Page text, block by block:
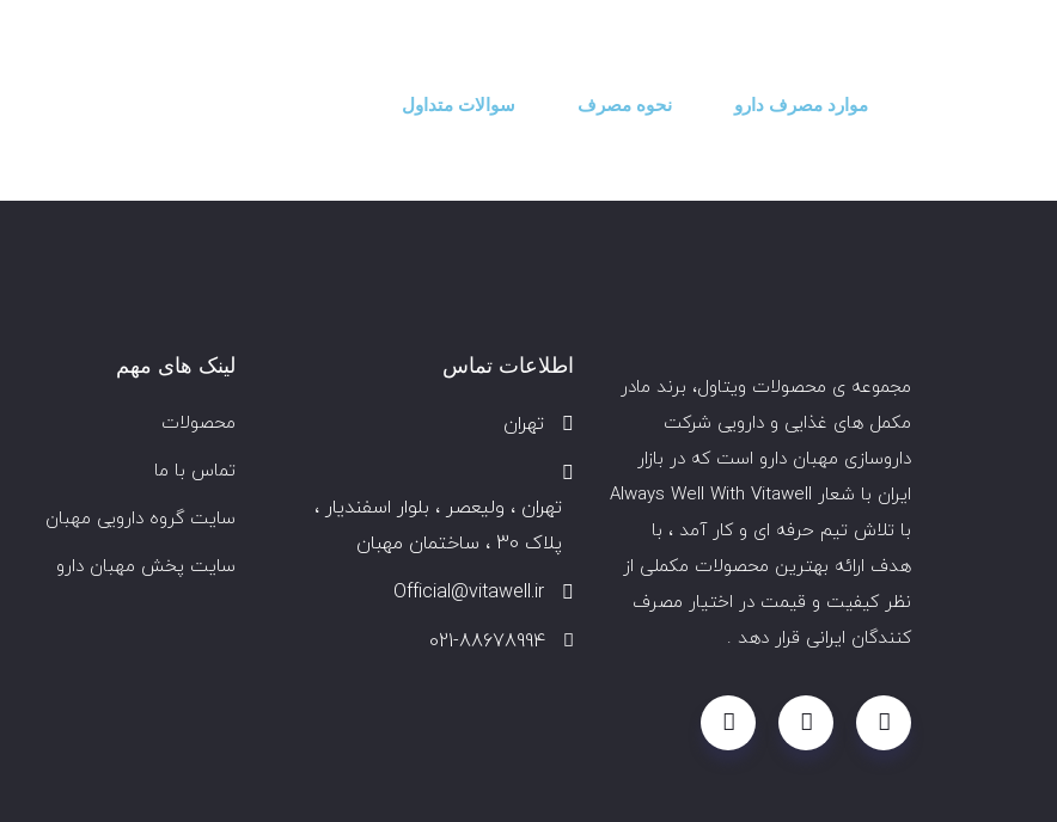
موارد مصرف دارو نحوه مصرف سوالات متداول
مجموعه ی محصولات ویتاول، برند مادر
مکمل های غذایی و دارویی شرکت
داروسازی مهبان دارو است که در بازار
ایران با شعار Always Well With Vitawell
با تلاش تیم حرفه ای و کار آمد ، با
هدف ارائه بهترین محصولات مکملی از
نظر کیفیت و قیمت در اختیار مصرف
کنندگان ایرانی قرار دهد .
اطلاعات تماس
تهران
تهران ، ولیعصر ، بلوار اسفندیار ،
پلاک 30 ، ساختمان مهبان
Official@vitawell.ir
021-88678994
لینک های مهم
محصولات
تماس با ما
سایت گروه دارویی مهبان
سایت پخش مهبان دارو